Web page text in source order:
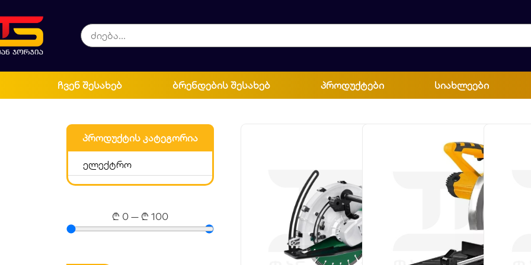
ჩვენ შესახებ ბრენდების შესახებ პროდუქტები სიახლეები
პროდუქტის კატეგორია
ელექტრო
₾ 0 — ₾ 100